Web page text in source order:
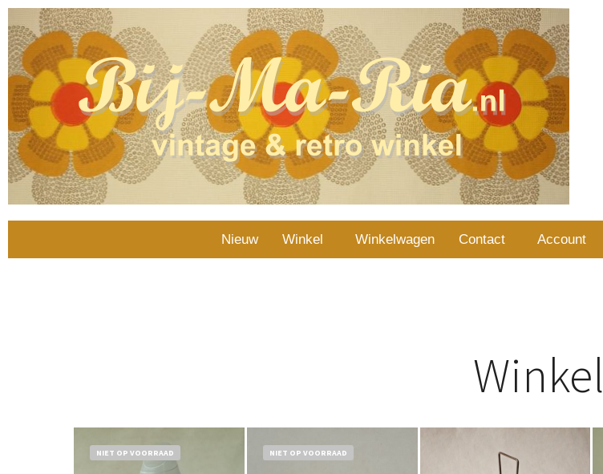
Nieuw Winkel Winkelwagen Contact Account
Winkel
NIET OP VOORRAAD NIET OP VOORRAAD